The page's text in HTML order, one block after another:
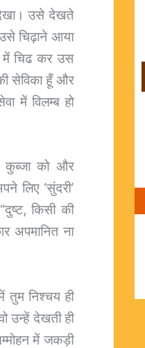
देखा। उसे देखते
चिढ़ाने आया
में चिढ कर उस
सेविका हूँ और
में विलम्ब हो
कुब्जा को और
‘सुंदरी’
किसी की
अपमानित ना
तुम निश्चय ही
उन्हें देखती ही
में जकड़ी